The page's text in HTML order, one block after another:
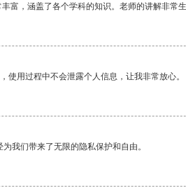
富，涵盖了各个学科的知识。老师的讲解非常
使用过程中不会泄露个人信息，让我非常放心。
我们带来了无限的隐私保护和自由。